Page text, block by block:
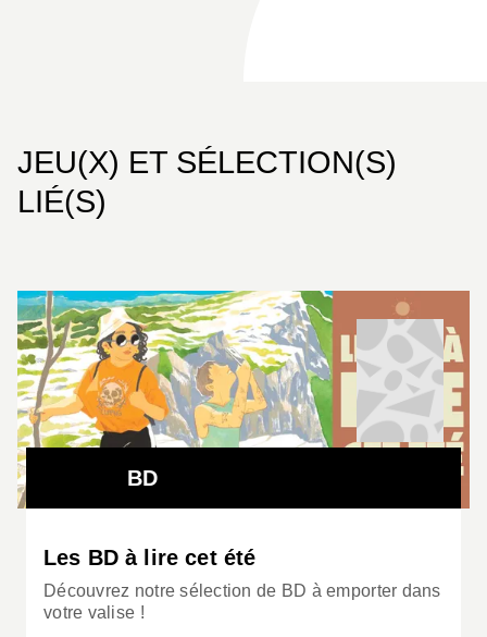
JEU(X) ET SÉLECTION(S)
LIÉ(S)
BD
Les BD à lire cet été
Découvrez notre sélection de BD à emporter dans
votre valise !